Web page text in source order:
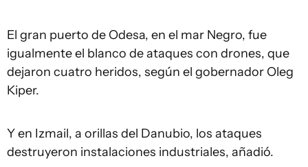
El gran puerto de Odesa, en el mar Negro, fue
igualmente el blanco de ataques con drones, que
dejaron cuatro heridos, según el gobernador Oleg
Kiper.
Y en Izmail, a orillas del Danubio, los ataques
destruyeron instalaciones industriales, añadió.